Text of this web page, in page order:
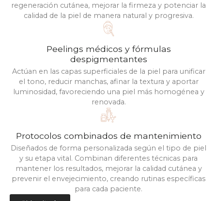
regeneración cutánea, mejorar la firmeza y potenciar la
calidad de la piel de manera natural y progresiva.
Peelings médicos y fórmulas
despigmentantes
Actúan en las capas superficiales de la piel para unificar
el tono, reducir manchas, afinar la textura y aportar
luminosidad, favoreciendo una piel más homogénea y
renovada.
Protocolos combinados de mantenimiento
Diseñados de forma personalizada según el tipo de piel
y su etapa vital. Combinan diferentes técnicas para
mantener los resultados, mejorar la calidad cutánea y
prevenir el envejecimiento, creando rutinas específicas
para cada paciente.